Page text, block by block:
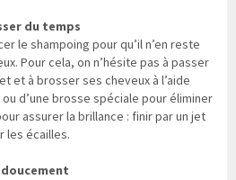
du temps
le shampoing pour qu’il n’en reste
Pour cela, on n’hésite pas à passer
et à brosser ses cheveux à l’aide
d’une brosse spéciale pour éliminer
assurer la brillance : finir par un jet
les écailles.